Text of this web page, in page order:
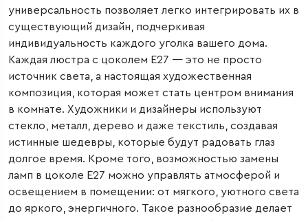
универсальность позволяет легко интегрировать их в
существующий дизайн, подчеркивая
индивидуальность каждого уголка вашего дома.
Каждая люстра с цоколем E27 — это не просто
источник света, а настоящая художественная
композиция, которая может стать центром внимания
в комнате. Художники и дизайнеры используют
стекло, металл, дерево и даже текстиль, создавая
истинные шедевры, которые будут радовать глаз
долгое время. Кроме того, возможностью замены
ламп в цоколе E27 можно управлять атмосферой и
освещением в помещении: от мягкого, уютного света
до яркого, энергичного. Такое разнообразие делает